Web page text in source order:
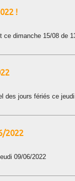
!
ce dimanche 15/08 de
des jours fériés ce
2022
09/06/2022